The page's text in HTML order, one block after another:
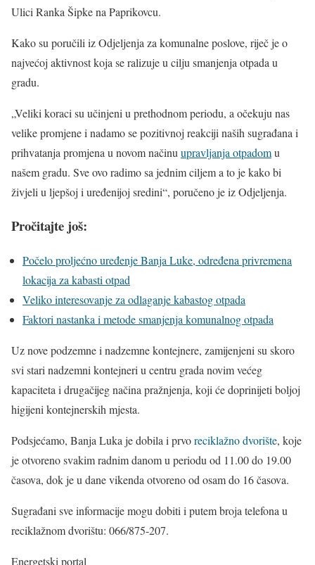
Ulici Ranka Šipke na Paprikovcu.
Kako su poručili iz Odjeljenja za komunalne poslove, riječ je o
najvećoj aktivnost koja se ralizuje u cilju smanjenja otpada u
gradu.
„Veliki koraci su učinjeni u prethodnom periodu, a očekuju nas
velike promjene i nadamo se pozitivnoj reakciji naših sugrađana i
prihvatanja promjena u novom načinu upravljanja otpadomu
našem gradu. Sve ovo radimo sa jednim ciljem a to je kako bi
živjeli u ljepšoj i uređenijoj sredini“, poručeno je iz Odjeljenja.
Pročitajte još:
Počelo proljećno uređenje Banja Luke, određena privremena
lokacija za kabasti otpad
Veliko interesovanje za odlaganje kabastog otpada
Faktori nastanka i metode smanjenja komunalnog otpada
Uz nove podzemne i nadzemne kontejnere, zamijenjeni su skoro
svi stari nadzemni kontejneri u centru grada novim većeg
kapaciteta i drugačijeg načina pražnjenja, koji će doprinijeti boljoj
higijeni kontejnerskih mjesta.
Podsjećamo, Banja Luka je dobila i prvoreciklažno dvorište, koje
je otvoreno svakim radnim danom u periodu od 11.00 do 19.00
časova, dok je u dane vikenda otvoreno od osam do 16 časova.
Sugrađani sve informacije mogu dobiti i putem broja telefona u
reciklažnom dvorištu: 066/875-207.
Energetski portal